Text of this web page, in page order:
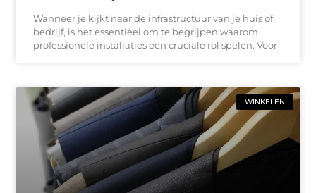
Wanneer je kijkt naar de infrastructuur van je huis of
bedrijf, is het essentieel om te begrijpen waarom
professionele installaties een cruciale rol spelen. Voor
WINKELEN